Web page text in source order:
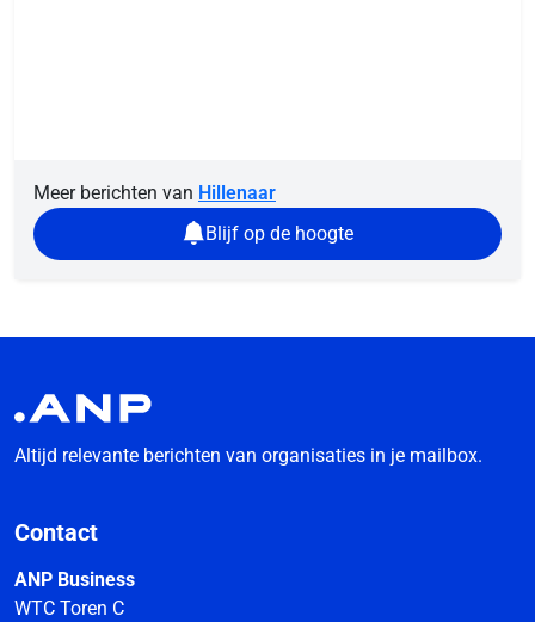
Meer berichten van Hillenaar
Blijf op de hoogte
Altijd relevante berichten van organisaties in je mailbox.
Contact
ANP Business
WTC Toren C